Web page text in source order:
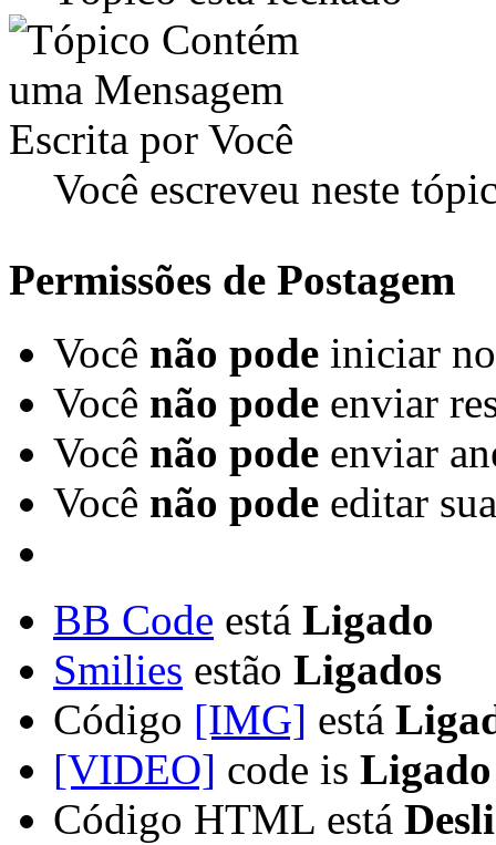
Você escreveu neste
Permissões de Postagem
Você não pode iniciar
Você não pode enviar
Você não pode enviar
Você não pode editar
BB Code está Ligado
Smilies estão Ligados
Código [IMG] está
[VIDEO] code is Ligado
Código HTML está